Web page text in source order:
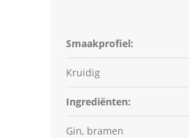
Smaakprofiel:
Kruidig
Ingrediënten:
Gin, bramen